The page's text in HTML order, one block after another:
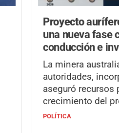
Proyecto
una nueva fase
conducción e
La minera
autoridades,
aseguró recursos
crecimiento del
POLÍTICA